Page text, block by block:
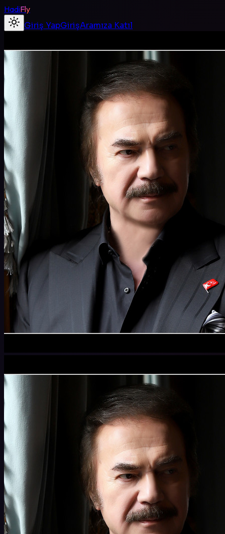
HadiFly
Giriş YapGirişAramıza Katıl